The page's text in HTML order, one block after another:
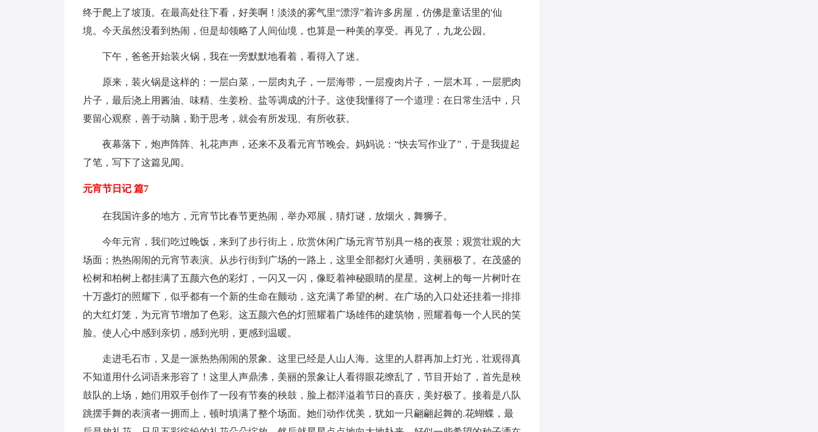
终于爬上了坡顶。在最高处往下看，好美啊！淡淡的雾气里“漂浮”着许多房屋，仿佛是童话里的'仙
境。今天虽然没看到热闹，但是却领略了人间仙境，也算是一种美的享受。再见了，九龙公园。
下午，爸爸开始装火锅，我在一旁默默地看着，看得入了迷。
原来，装火锅是这样的：一层白菜，一层肉丸子，一层海带，一层瘦肉片子，一层木耳，一层肥肉
片子，最后浇上用酱油、味精、生姜粉、盐等调成的汁子。这使我懂得了一个道理：在日常生活中，只
要留心观察，善于动脑，勤于思考，就会有所发现、有所收获。
夜幕落下，炮声阵阵、礼花声声，还来不及看元宵节晚会。妈妈说：“快去写作业了”，于是我提起
了笔，写下了这篇见闻。
元宵节日记 篇7
在我国许多的地方，元宵节比春节更热闹，举办邓展，猜灯谜，放烟火，舞狮子。
今年元宵，我们吃过晚饭，来到了步行街上，欣赏休闲广场元宵节别具一格的夜景；观赏壮观的大
场面；热热闹闹的元宵节表演。从步行街到广场的一路上，这里全部都灯火通明，美丽极了。在茂盛的
松树和柏树上都挂满了五颜六色的彩灯，一闪又一闪，像眨着神秘眼睛的星星。这树上的每一片树叶在
十万盏灯的照耀下，似乎都有一个新的生命在颤动，这充满了希望的树。在广场的入口处还挂着一排排
的大红灯笼，为元宵节增加了色彩。这五颜六色的灯照耀着广场雄伟的建筑物，照耀着每一个人民的笑
脸。使人心中感到亲切，感到光明，更感到温暖。
走进毛石市，又是一派热热闹闹的景象。这里已经是人山人海。这里的人群再加上灯光，壮观得真
不知道用什么词语来形容了！这里人声鼎沸，美丽的景象让人看得眼花缭乱了，节目开始了，首先是秧
鼓队的上场，她们用双手创作了一段有节奏的秧鼓，脸上都洋溢着节日的喜庆，美好极了。接着是八队
跳摆手舞的表演者一拥而上，顿时填满了整个场面。她们动作优美，犹如一只翩翩起舞的.花蝴蝶，最